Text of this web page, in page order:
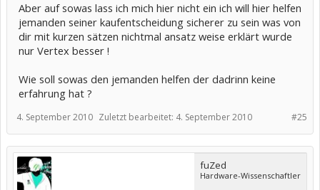
Aber auf sowas lass ich mich hier nicht ein ich will hier helfen
jemanden seiner kaufentscheidung sicherer zu sein was von
dir mit kurzen sätzen nichtmal ansatz weise erklärt wurde
nur Vertex besser !
Wie soll sowas den jemanden helfen der dadrinn keine
erfahrung hat ?
#25
4. September 2010 Zuletzt bearbeitet: 4. September 2010
fuZed
Hardware-Wissenschaftler